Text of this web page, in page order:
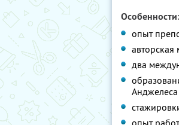
Особенности:
опыт
авторская
два
Анджелеса
опыт